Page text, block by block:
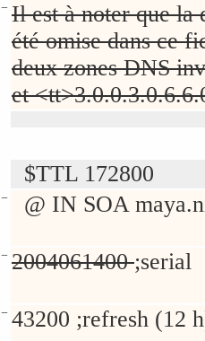
− Il est à noter que
été omise dans ce
deux zones DNS
et
$TTL 172800
− @ IN SOA
− 2004061400;serial
− 43200 ;refresh (12